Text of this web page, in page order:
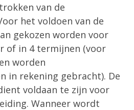
van de
het voldoen van de
gekozen worden voor
of in 4 termijnen (voor
worden
in rekening gebracht). De
voldaan te zijn voor
Wanneer wordt